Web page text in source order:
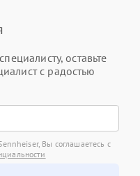
оставьте
с радостью
Вы соглашаетесь с